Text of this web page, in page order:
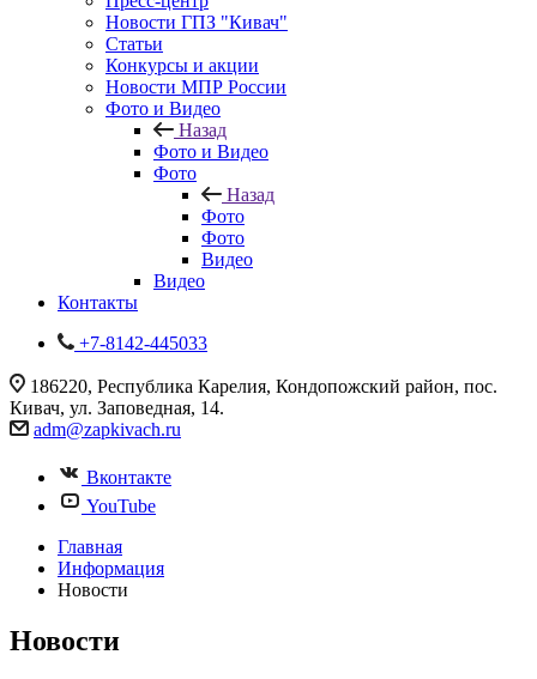
Новости ГПЗ "Кивач"
Статьи
Конкурсы и акции
Новости МПР России
Фото и Видео
Назад
Фото и Видео
Фото
Назад
Фото
Фото
Видео
Видео
Контакты
+7-8142-445033
186220, Республика Карелия, Кондопожский район, пос.
Кивач, ул. Заповедная, 14.
adm@zapkivach.ru
Вконтакте
YouTube
Главная
Информация
Новости
Новости